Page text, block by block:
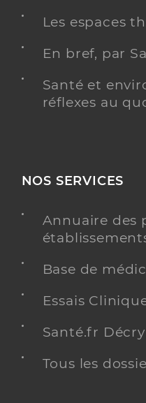
Les espaces
En bref, par
Santé et
réflexes au
NOS SERVICES
Annuaire des
Base de
Essais
Santé.fr
Tous les